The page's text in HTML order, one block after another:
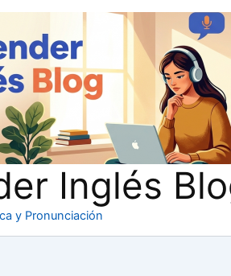
Inglés
y Pronunciación